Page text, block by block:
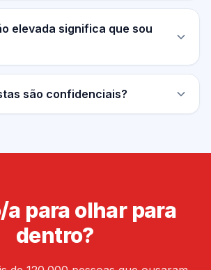
elevada significa que sou
são confidenciais?
a para olhar para
dentro?